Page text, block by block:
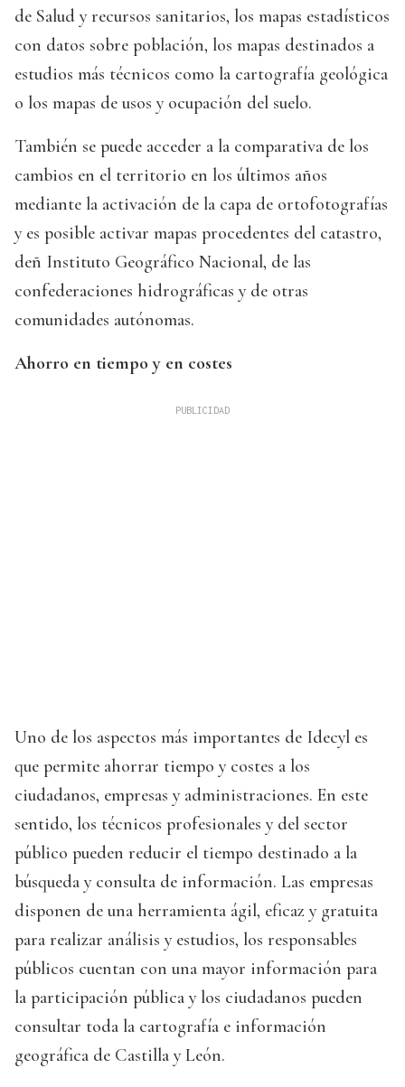
de Salud y recursos sanitarios, los mapas estadísticos
con datos sobre población, los mapas destinados a
estudios más técnicos como la cartografía geológica
o los mapas de usos y ocupación del suelo.
También se puede acceder a la comparativa de los
cambios en el territorio en los últimos años
mediante la activación de la capa de ortofotografías
y es posible activar mapas procedentes del catastro,
deñ Instituto Geográfico Nacional, de las
confederaciones hidrográficas y de otras
comunidades autónomas.
Ahorro en tiempo y en costes
Uno de los aspectos más importantes de Idecyl es
que permite ahorrar tiempo y costes a los
ciudadanos, empresas y administraciones. En este
sentido, los técnicos profesionales y del sector
público pueden reducir el tiempo destinado a la
búsqueda y consulta de información. Las empresas
disponen de una herramienta ágil, eficaz y gratuita
para realizar análisis y estudios, los responsables
públicos cuentan con una mayor información para
la participación pública y los ciudadanos pueden
consultar toda la cartografía e información
geográfica de Castilla y León.